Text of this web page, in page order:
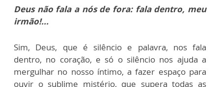
Deus não fala a nós de fora: fala dentro, meu
irmão!...
Sim, Deus, que é silêncio e palavra, nos fala
dentro, no coração, e só o silêncio nos ajuda a
mergulhar no nosso íntimo, a fazer espaço para
ouvir o sublime mistério, que supera todas as